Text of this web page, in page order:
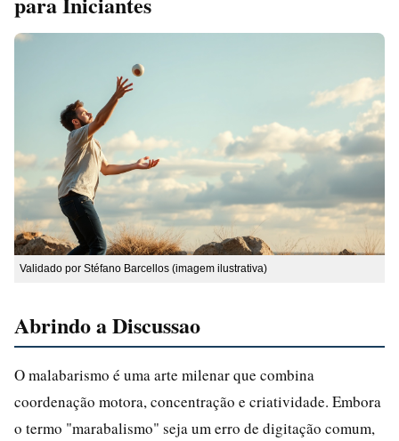
Validado por Stéfano Barcellos (imagem ilustrativa)
Abrindo a Discussao
O malabarismo é uma arte milenar que combina
coordenação motora, concentração e criatividade. Embora
o termo "marabalismo" seja um erro de digitação comum,